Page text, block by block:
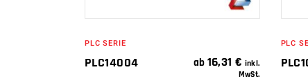
PLC SERIE
PLC14004 ab 16,31 € inkl.
MwSt.
PLC